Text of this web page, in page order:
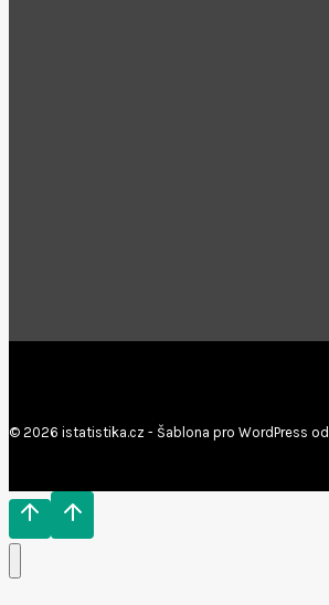
© 2026 istatistika.cz - Šablona pro WordPress od